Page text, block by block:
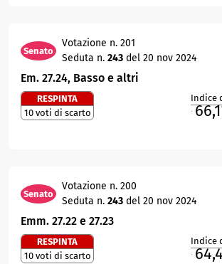
Senato
Votazione n. 201
Seduta n. 243 del 20 nov 2024
Em. 27.24, Basso e altri
RESPINTA
10 voti di scarto
Indice
66,1
Senato
Votazione n. 200
Seduta n. 243 del 20 nov 2024
Emm. 27.22 e 27.23
RESPINTA
10 voti di scarto
Indice